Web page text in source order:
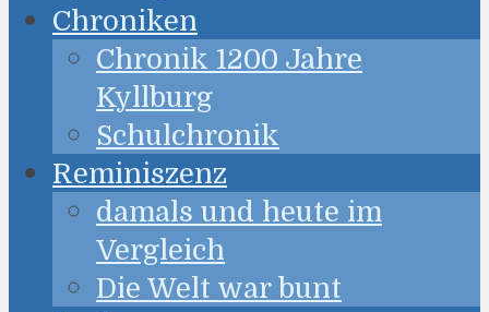
Chroniken
Chronik 1200 Jahre
Kyllburg
Schulchronik
Reminiszenz
damals und heute im
Vergleich
Die Welt war bunt